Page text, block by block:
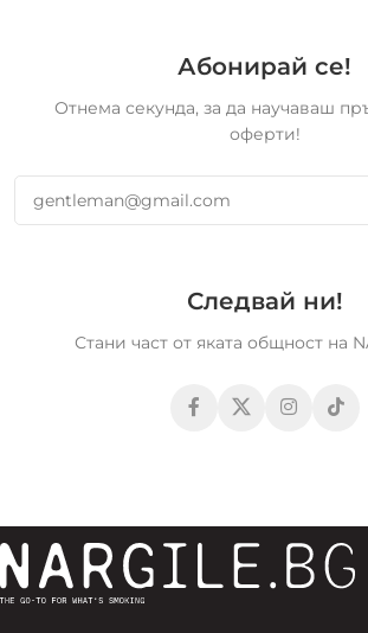
Абонирай се!
Отнема секунда, за да научаваш
оферти!
Следвай ни!
Стани част от яката общност на